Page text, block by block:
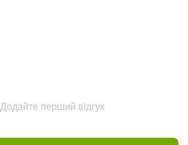
Додайте перший відгук